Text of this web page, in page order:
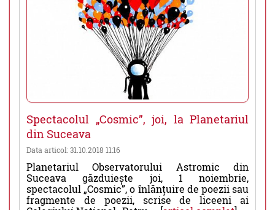
Spectacolul „Cosmic”, joi, la Planetariul
din Suceava
Data articol: 31.10.2018 11:16
Planetariul Observatorului Astromic din
Suceava găzduiește joi, 1 noiembrie,
spectacolul „Cosmic”, o înlănțuire de poezii sau
fragmente de poezii, scrise de liceeni ai